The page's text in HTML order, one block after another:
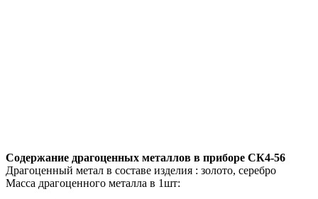
Содержание драгоценных металлов в приборе СК4-56
Драгоценный метал в составе изделия : золото, серебро
Масса драгоценного металла в 1шт: